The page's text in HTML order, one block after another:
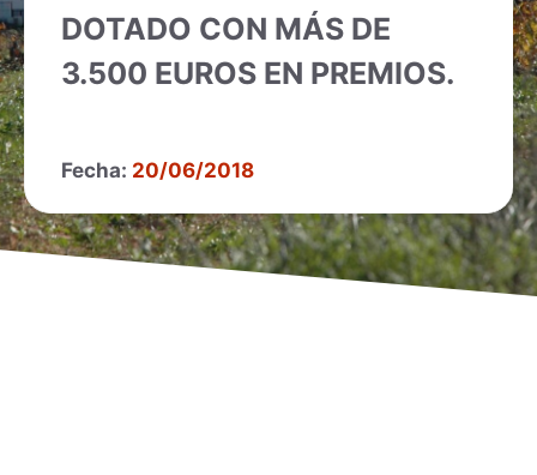
DOTADO CON MÁS DE
3.500 EUROS EN PREMIOS.
Fecha: 20/06/2018